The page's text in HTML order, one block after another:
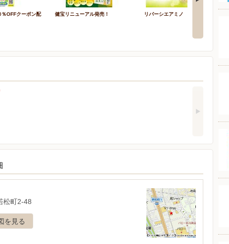
OFFクーポン配
健宝リニューアル発売！ リバーシエアミノ
松町2-48
を見る